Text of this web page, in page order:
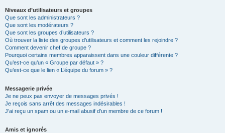
Niveaux d’utilisateurs et groupes
Que sont les administrateurs ?
Que sont les modérateurs ?
Que sont les groupes d’utilisateurs ?
Où trouver la liste des groupes d’utilisateurs et comment les rejoindre ?
Comment devenir chef de groupe ?
Pourquoi certains membres apparaissent dans une couleur différente ?
Qu’est-ce qu’un « Groupe par défaut » ?
Qu’est-ce que le lien « L’équipe du forum » ?
Messagerie privée
Je ne peux pas envoyer de messages privés !
Je reçois sans arrêt des messages indésirables !
J’ai reçu un spam ou un e-mail abusif d’un membre de ce forum !
Amis et ignorés